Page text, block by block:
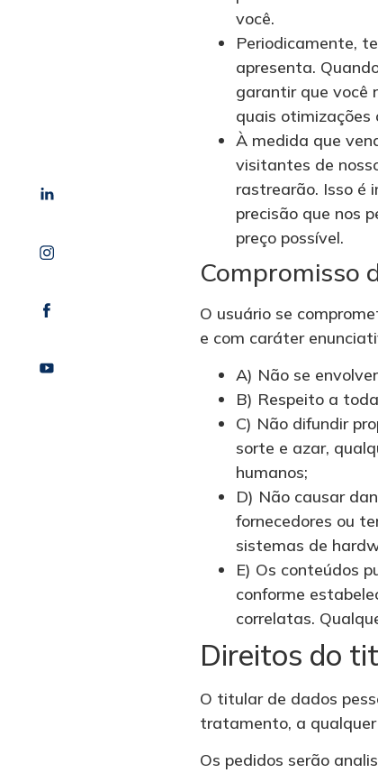
você.
Periodicamente,
apresenta.
garantir que você
quais otimizações
À medida que
visitantes de
rastrearão. Isso é
precisão que nos
preço possível.
Compromisso
O usuário se
e com caráter
A) Não se
B) Respeito a
C) Não difundir
sorte e azar,
humanos;
D) Não causar
fornecedores ou
sistemas de
E) Os conteúdos
conforme
correlatas.
Direitos do
O titular de dados
tratamento, a
Os pedidos serão